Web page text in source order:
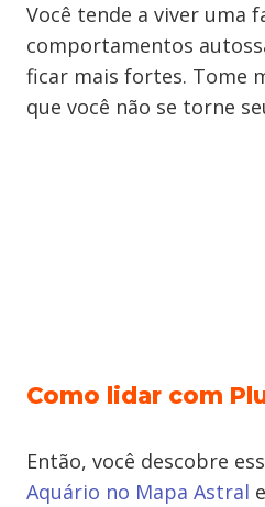
Você tende a viver uma
comportamentos
ficar mais fortes. Tome
que você não se torne
Como lidar com
Então, você descobre
Aquário no Mapa Astral